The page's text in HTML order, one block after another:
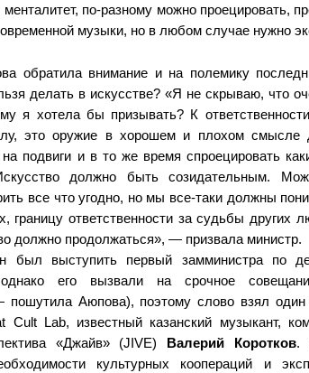
по-разному можно проецировать,
музыки, но в любом случае нужно
обратила внимание и на полемику
делать в искусстве? «Я не скрываю, что
я хотела бы призывать? К
это оружие в хорошем и плохом смысле
подвиги и в то же время спроецировать
должно быть созидательным.
все что угодно, но мы все-таки должны
границу ответственности за судьбы
должно продолжаться», — призвала министр.
был выступить первый замминистра по
его вызвали на срочное
пошутила Аюпова), поэтому слово взял один
Cult Lab, известный казанский музыкант,
«Джайв» (JIVE) Валерий Коротков.
культурных коопераций и